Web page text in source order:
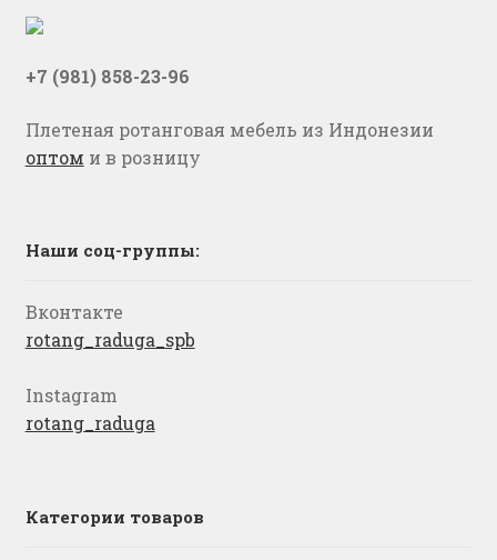
+7 (981) 858-23-96
Плетеная ротанговая мебель из Индонезии
оптом и в розницу
Наши соц-группы:
Вконтакте
rotang_raduga_spb
Instagram
rotang_raduga
Категории товаров